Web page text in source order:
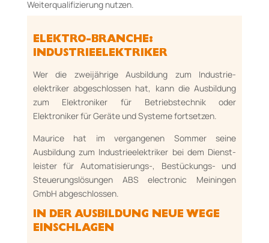
Weiterqualifizierung nut­zen.
ELEKTRO-BRANCHE:
INDUSTRIEELEKTRIKER
Wer die zweijährige Ausbildung zum Industrie­
elektriker abgeschlossen hat, kann die Ausbil­dung
zum Elektroniker für Betriebstechnik oder
Elektroniker für Geräte und Systeme fort­setzen.
Maurice hat im vergangenen Sommer seine
Ausbildung zum Industrieelektriker bei dem Dienst­
leister für Automatisierungs-, Bestü­ckungs- und
Steuerungslösungen ABS elec­tro­nic Mei­ningen
GmbH abgeschlossen.
IN DER AUSBILDUNG NEUE WEGE
EINSCHLAGEN